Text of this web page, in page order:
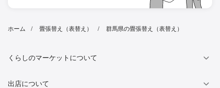
ホーム 畳張替え（表替え） 群馬県の畳張替え（表替え）
くらしのマーケットについて
出店について